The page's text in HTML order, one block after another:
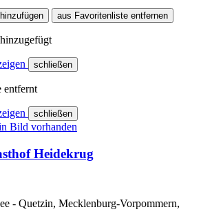
aus Favoritenliste entfernen
schließen
entfernt
schließen
Heidekrug
- Quetzin, Mecklenburg-Vorpommern,